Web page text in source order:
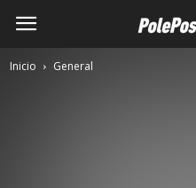
Inicio General